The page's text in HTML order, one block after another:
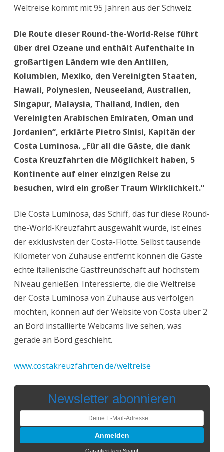
Weltreise kommt mit 95 Jahren aus der Schweiz.
Die Route dieser Round-the-World-Reise führt
über drei Ozeane und enthält Aufenthalte in
großartigen Ländern wie den Antillen,
Kolumbien, Mexiko, den Vereinigten Staaten,
Hawaii, Polynesien, Neuseeland, Australien,
Singapur, Malaysia, Thailand, Indien, den
Vereinigten Arabischen Emiraten, Oman und
Jordanien“, erklärte Pietro Sinisi, Kapitän der
Costa Luminosa. „Für all die Gäste, die dank
Costa Kreuzfahrten die Möglichkeit haben, 5
Kontinente auf einer einzigen Reise zu
besuchen, wird ein großer Traum Wirklichkeit.“
Die Costa Luminosa, das Schiff, das für diese Round-
the-World-Kreuzfahrt ausgewählt wurde, ist eines
der exklusivsten der Costa-Flotte. Selbst tausende
Kilometer von Zuhause entfernt können die Gäste
echte italienische Gastfreundschaft auf höchstem
Niveau genießen. Interessierte, die die Weltreise
der Costa Luminosa von Zuhause aus verfolgen
möchten, können auf der Website von Costa über 2
an Bord installierte Webcams live sehen, was
gerade an Bord geschieht.
www.costakreuzfahrten.de/weltreise
Newsletter abonnieren